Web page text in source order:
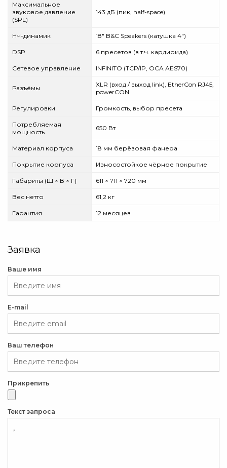
Максимальное
звуковое давление
(SPL)
143 дБ (пик, half-space)
НЧ-динамик 18" B&C Speakers (катушка 4")
DSP 6 пресетов (в т.ч. кардиоида)
Сетевое управление INFINITO (TCP/IP, OCA AES70)
Разъёмы
XLR (вход / выход link), EtherCon RJ45,
powerCON
Регулировки Громкость, выбор пресета
Потребляемая
мощность
650 Вт
Материал корпуса 18 мм берёзовая фанера
Покрытие корпуса Износостойкое чёрное покрытие
Габариты (Ш × В × Г) 611 × 711 × 720 мм
Вес нетто 61,2 кг
Гарантия 12 месяцев
Заявка
Ваше имя
E-mail
Ваш телефон
Прикрепить
Текст запроса